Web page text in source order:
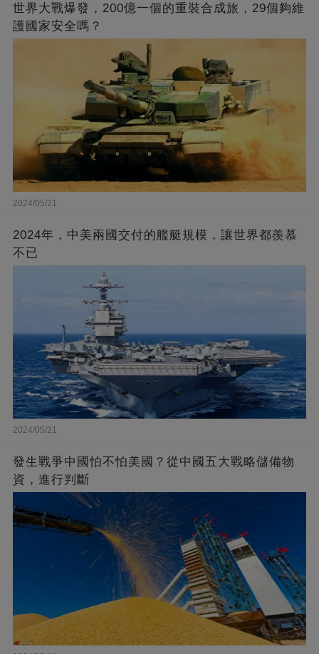
世界大戰爆發，200億一個的重裝合成旅，29個夠維
護國家安全嗎？
2024/05/21
2024年，中美兩國交付的艦艇規模，讓世界都羨慕
不已
2024/05/21
發生戰爭中國怕不怕美國？從中國五大戰略儲備物
資，進行判斷